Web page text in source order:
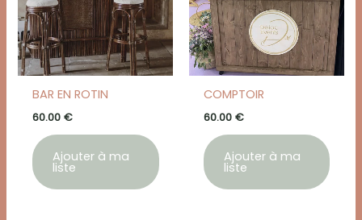
BAR EN ROTIN
60.00 €
Ajouter à ma
liste
COMPTOIR
60.00 €
Ajouter à ma
liste